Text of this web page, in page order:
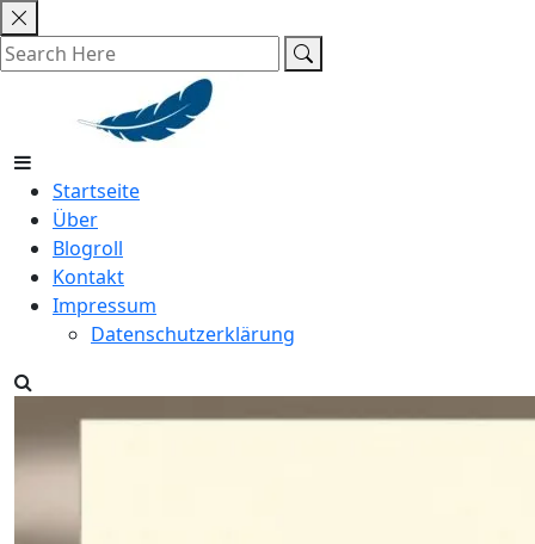
Skip
to
content
Startseite
Über
Blogroll
Kontakt
Impressum
Datenschutzerklärung